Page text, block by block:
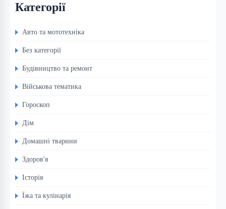
Категорії
Авто та мототехніка
Без категорії
Будівництво та ремонт
Військова тематика
Гороскоп
Дім
Домашні тварини
Здоров'я
Історія
Їжа та кулінарія